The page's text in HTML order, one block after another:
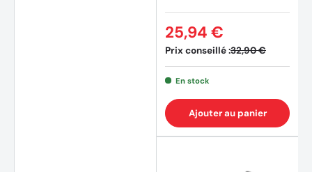
Prix conseillé :32,90 €
25,94 €
En stock
Ajouter au panier